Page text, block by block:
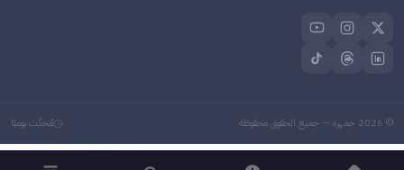
©
2026 جمهرة — جميع الحقوق محفوظة مُحدَّث يوميًا